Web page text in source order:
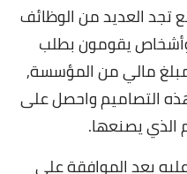
تجد العديد من الوظائف
يقومون بطلب
مالي من المؤسسة,
التصاميم واحصل على
الذي يصنعها.
بعد الموافقة على